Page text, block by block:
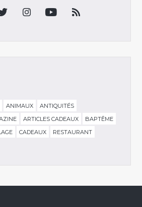
ANIMAUX
ANTIQUITÉS
ARTICLES CADEAUX
BAPTÊME
CADEAUX
RESTAURANT